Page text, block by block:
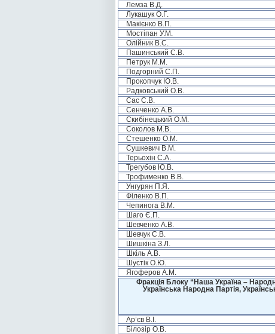
Лемза В.Д.
Лукашук О.Г.
Макієнко В.П.
Мостіпан У.М.
Олійник В.С.
Пашинський С.В.
Петрук М.М.
Подгорний С.П.
Прокопчук Ю.В.
Радковський О.В.
Сас С.В.
Сенченко А.В.
Скибінецький О.М.
Соколов М.В.
Стешенко О.М.
Сушкевич В.М.
Терьохін С.А.
Трегубов Ю.В.
Трофименко В.В.
Унгурян П.Я.
Філенко В.П.
Чепинога В.М.
Шаго Є.П.
Шевченко А.В.
Шевчук С.В.
Шишкіна З.Л.
Шкіль А.В.
Шустік О.Ю.
Ягоферов А.М.
Фракція Блоку “Наша Україна –
Українська Народна Партія,
Ар’єв В.І.
Білозір О.В.